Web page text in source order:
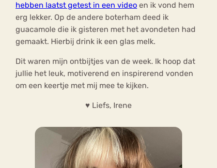
hebben laatst getest in een video en ik vond hem
erg lekker. Op de andere boterham deed ik
guacamole die ik gisteren met het avondeten had
gemaakt. Hierbij drink ik een glas melk.
Dit waren mijn ontbijtjes van de week. Ik hoop dat
jullie het leuk, motiverend en inspirerend vonden
om een keertje met mij mee te kijken.
♥ Liefs, Irene